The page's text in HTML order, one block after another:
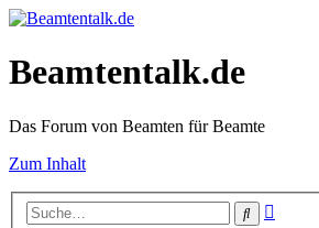
Beamtentalk.de
Das Forum von Beamten für Beamte
Zum Inhalt
Suche